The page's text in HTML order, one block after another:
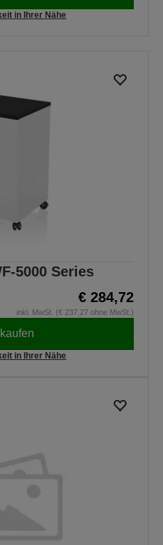
in Ihrer Nähe
5000 Series
€ 284,72
inkl. MwSt. (€ 237,27 ohne MwSt.)
in Ihrer Nähe